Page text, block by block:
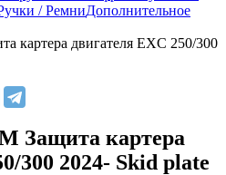
/ РемниДополнительное
картера двигателя EXC 250/300
Защита картера
300 2024- Skid plate